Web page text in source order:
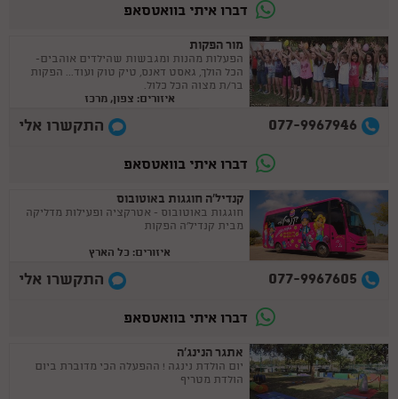
דברו איתי בוואטסאפ
מור הפקות
הפעלות מהנות ומגבשות שהילדים אוהבים-
הכל הולך, גאסט דאנס, טיק טוק ועוד... הפקות
בר/ת מצוה הכל כלול.
איזורים: צפון, מרכז
077-9967946 התקשרו אלי
דברו איתי בוואטסאפ
קנדיל'ה חוגגות באוטובוס
חוגגות באוטובוס - אטרקציה ופעילות מדליקה
מבית קנדיל'ה הפקות
איזורים: כל הארץ
077-9967605 התקשרו אלי
דברו איתי בוואטסאפ
אתגר הנינג'ה
יום הולדת נינגה ! ההפעלה הכי מדוברת ביום
הולדת מטריף